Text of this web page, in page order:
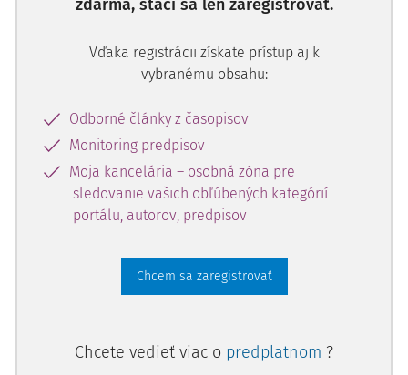
zdarma, stačí sa len zaregistrovať.
Vďaka registrácii získate prístup aj k
vybranému obsahu:
Odborné články z časopisov
Monitoring predpisov
Moja kancelária – osobná zóna pre
sledovanie vašich obľúbených kategórií
portálu, autorov, predpisov
Chcem sa zaregistrovať
Chcete vedieť viac o predplatnom ?